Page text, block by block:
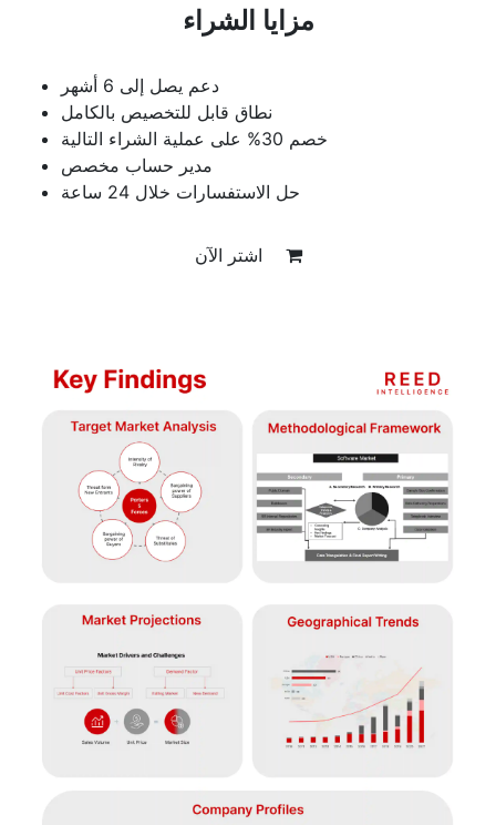
مزايا الشراء
دعم يصل إلى 6 أشهر
نطاق قابل للتخصيص بالكامل
خصم 30% على عملية الشراء التالية
مدير حساب مخصص
حل الاستفسارات خلال 24 ساعة